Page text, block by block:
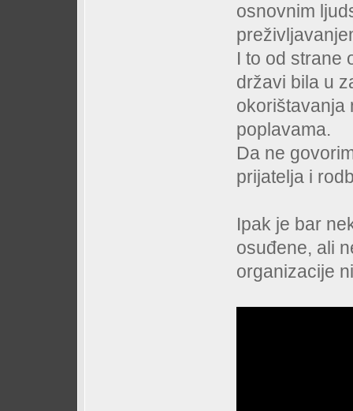
osnovnim
I to od strane
državi bila u
okorištavanja
poplavama.
Da ne
prijatelja i
Ipak je bar
osuđene, ali
organizacije